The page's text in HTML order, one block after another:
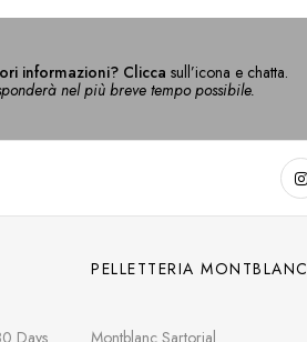
informazioni? Clicca sull’icona e chatta.
nel più breve tempo possibile.
Days
PELLETTERIA MONTBLANC
Montblanc Sartorial